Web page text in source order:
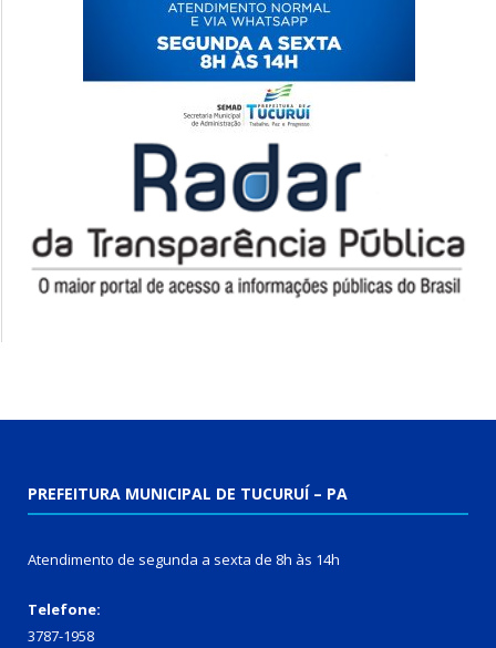
PREFEITURA MUNICIPAL DE TUCURUÍ – PA
Atendimento de segunda a sexta de 8h às 14h
Telefone:
3787-1958